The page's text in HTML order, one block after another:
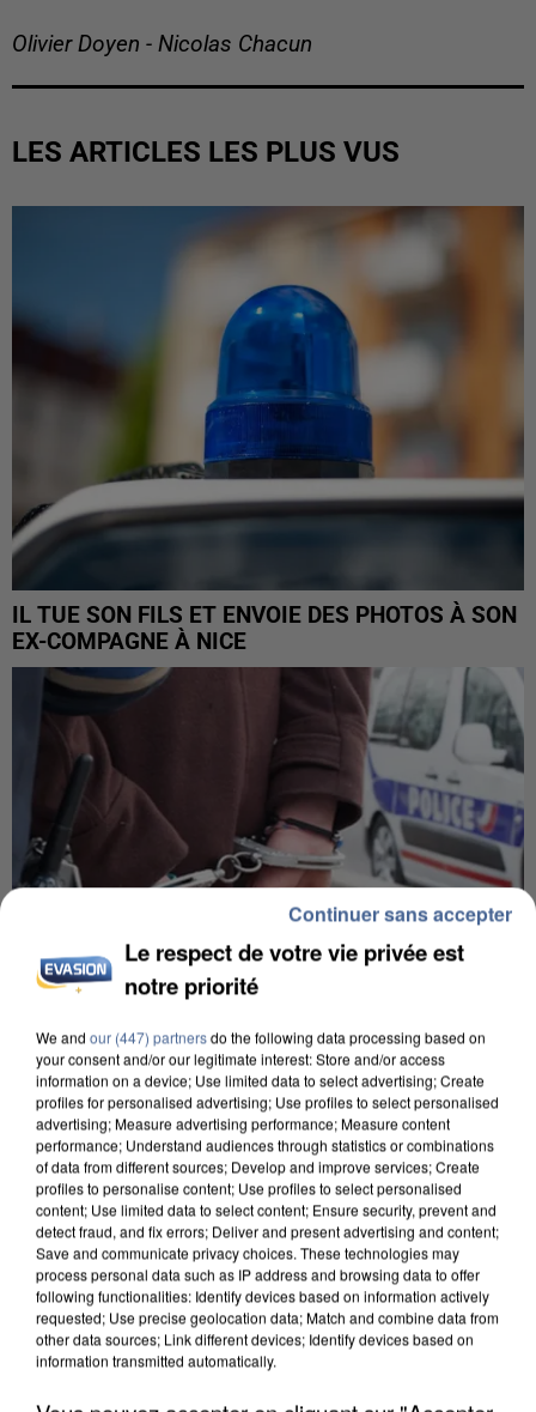
Olivier Doyen - Nicolas Chacun
LES ARTICLES LES PLUS VUS
IL TUE SON FILS ET ENVOIE DES PHOTOS À SON
EX-COMPAGNE À NICE
L’UN DES FONDATEURS SUPPOSÉS DE LA DZ
MAFIA INTERPELLÉ EN ALGÉRIE
Le respect de votre vie privée est
notre priorité
We and our (447) partnersdo the following data processing based on
your consent and/or our legitimate interest: Store and/or access
information on a device; Use limited data to select advertising; Create
profiles for personalised advertising; Use profiles to select personalised
advertising; Measure advertising performance; Measure content
performance; Understand audiences through statistics or combinations
of data from different sources; Develop and improve services; Create
profiles to personalise content; Use profiles to select personalised
content; Use limited data to select content; Ensure security, prevent and
detect fraud, and fix errors; Deliver and present advertising and content;
Save and communicate privacy choices. These technologies may
process personal data such as IP address and browsing data to offer
following functionalities: Identify devices based on information actively
requested; Use precise geolocation data; Match and combine data from
other data sources; Link different devices; Identify devices based on
information transmitted automatically.
Continuer sans accepter